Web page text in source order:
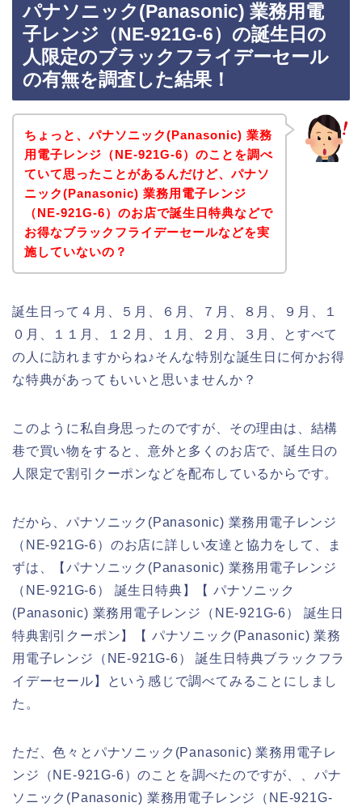
パナソニック(Panasonic) 業務用電
子レンジ（NE-921G-6）の誕生日の
人限定のブラックフライデーセール
の有無を調査した結果！
ちょっと、パナソニック(Panasonic) 業務
用電子レンジ（NE-921G-6）のことを調べ
ていて思ったことがあるんだけど、パナソ
ニック(Panasonic) 業務用電子レンジ
（NE-921G-6）のお店で誕生日特典などで
お得なブラックフライデーセールなどを実
施していないの？
誕生日って４月、５月、６月、７月、８月、９月、１
０月、１１月、１２月、１月、２月、３月、とすべて
の人に訪れますからね♪そんな特別な誕生日に何かお得
な特典があってもいいと思いませんか？
このように私自身思ったのですが、その理由は、結構
巷で買い物をすると、意外と多くのお店で、誕生日の
人限定で割引クーポンなどを配布しているからです。
だから、パナソニック(Panasonic) 業務用電子レンジ
（NE-921G-6）のお店に詳しい友達と協力をして、ま
ずは、【パナソニック(Panasonic) 業務用電子レンジ
（NE-921G-6） 誕生日特典】【 パナソニック
(Panasonic) 業務用電子レンジ（NE-921G-6） 誕生日
特典割引クーポン】【 パナソニック(Panasonic) 業務
用電子レンジ（NE-921G-6） 誕生日特典ブラックフラ
イデーセール】という感じで調べてみることにしまし
た。
ただ、色々とパナソニック(Panasonic) 業務用電子レ
ンジ（NE-921G-6）のことを調べたのですが、、パナ
ソニック(Panasonic) 業務用電子レンジ（NE-921G-